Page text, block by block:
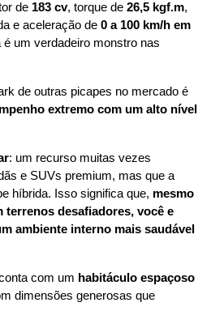
de 183 cv, torque de 26,5 kgf.m,
e aceleração de 0 a 100 km/h em
é um verdadeiro monstro nas
de outras picapes no mercado é
extremo com um alto nível
: um recurso muitas vezes
e SUVs premium, mas que a
híbrida. Isso significa que, mesmo
terrenos desafiadores, você e
ambiente interno mais saudável
com um habitáculo espaçoso
dimensões generosas que